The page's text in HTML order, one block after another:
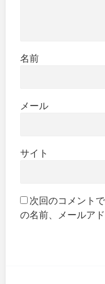
名前
メール
サイト
次回のコメント
の名前、メールア